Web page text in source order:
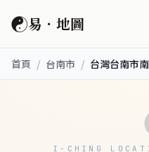
☯易．地圖
首頁 / 台南市 / 台灣台南市
I-CHING